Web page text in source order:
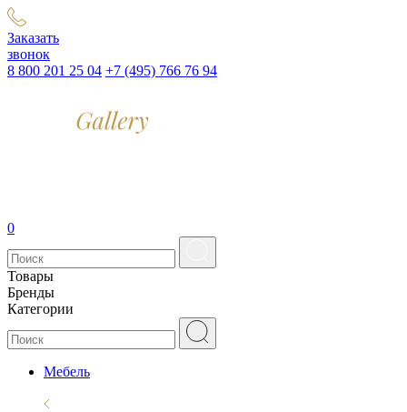
Заказать
звонок
8 800 201 25 04 +7 (495) 766 76 94
0
Товары
Бренды
Категории
Мебель